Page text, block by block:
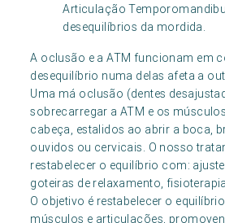
Articulação
desequilíbrios da mordida.
A oclusão e a ATM funcionam em
desequilíbrio numa delas afeta a
Uma má oclusão (dentes
sobrecarregar a ATM e os
cabeça, estalidos ao abrir a boca,
ouvidos ou cervicais. O nosso
restabelecer o equilíbrio com:
goteiras de relaxamento,
O objetivo é restabelecer o
músculos e articulações,